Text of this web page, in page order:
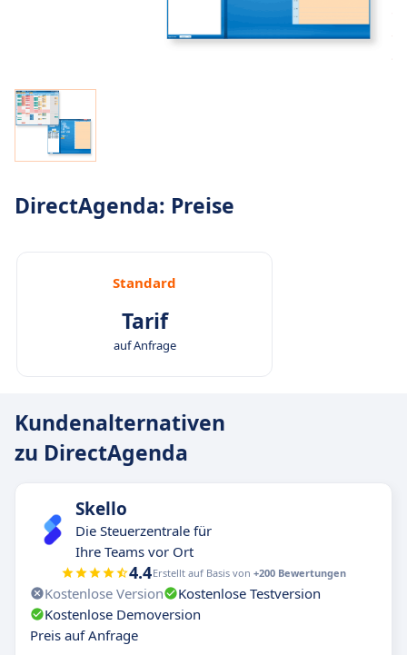
DirectAgenda: Preise
Standard
Tarif
auf Anfrage
Kundenalternativen
zu DirectAgenda
Skello
Die Steuerzentrale für
Ihre Teams vor Ort
4.4Erstellt auf Basis von +200 Bewertungen
Kostenlose Version
Kostenlose Testversion
Kostenlose Demoversion
Preis auf Anfrage